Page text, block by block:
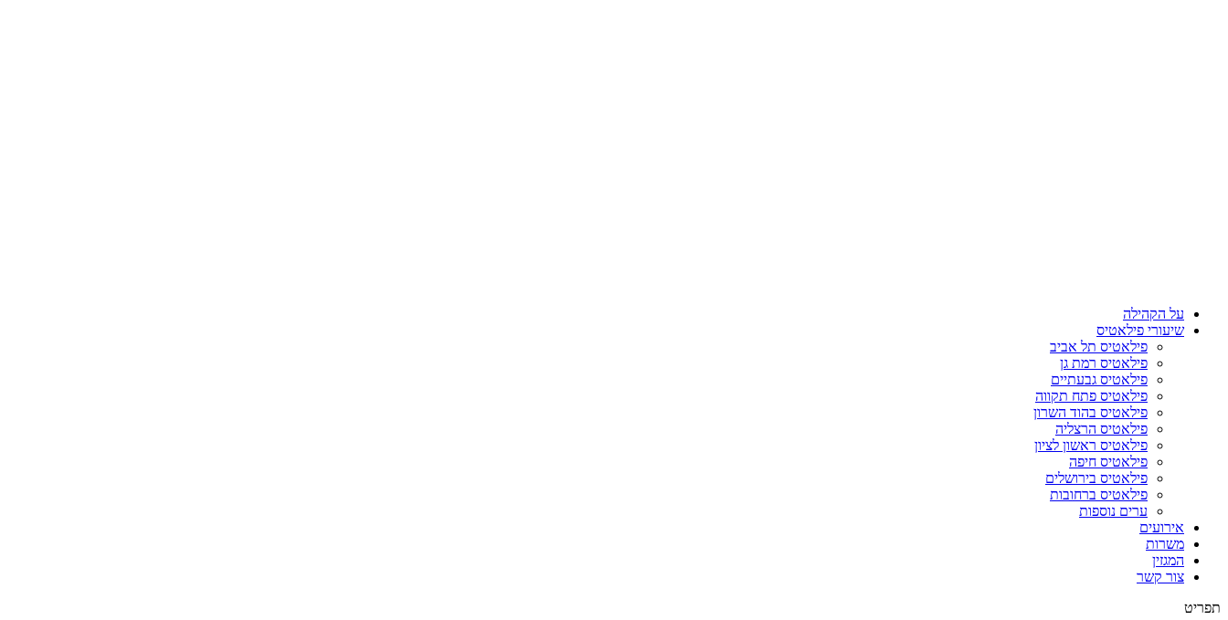
על הקהילה
שיעורי פילאטיס
פילאטיס תל אביב
פילאטיס רמת גן
פילאטיס גבעתיים
פילאטיס פתח תקווה
פילאטיס בהוד השרון
פילאטיס הרצליה
פילאטיס ראשון לציון
פילאטיס חיפה
פילאטיס בירושלים
פילאטיס ברחובות
ערים נוספות
אירועים
משרות
המגזין
צור קשר
תפריט